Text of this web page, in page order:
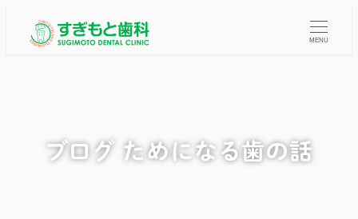
MENU
ブログ ためになる歯の話